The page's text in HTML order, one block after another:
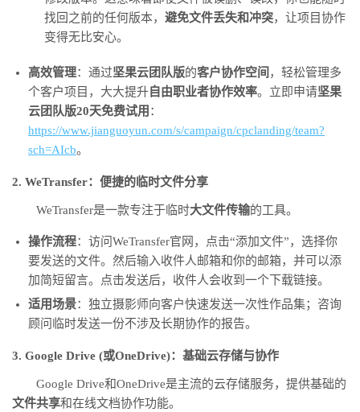
找回之前的任何版本， 避免文件丢失和冲突，让项目协作
变得无比安心。
高效管理：通过坚果云团队版的客户协作空间 ，轻松管理多
个客户项目，大大提升 自由职业者协作效率。立即申请坚果
云团队版20天免费试用 ：
https://www.jianguoyun.com/s/campaign/cpclanding/team?
sch=AIcb。
2. WeTransfer：便捷的临时文件分享
WeTransfer是一款专注于临时大文件传输的工具。
操作流程：访问WeTransfer官网，点击“添加文件”，选择你
要发送的文件。然后输入收件人邮箱和你的邮箱，并可以添
加简短留言。点击发送后，收件人会收到一个下载链接。
适用场景：独立摄影师向客户快速发送一次性作品集；咨询
顾问临时发送一份不涉及长期协作的报告。
3. Google Drive (或OneDrive)：基础云存储与协作
Google Drive和OneDrive是主流的云存储服务，提供基础的
文件共享和在线文档协作功能。